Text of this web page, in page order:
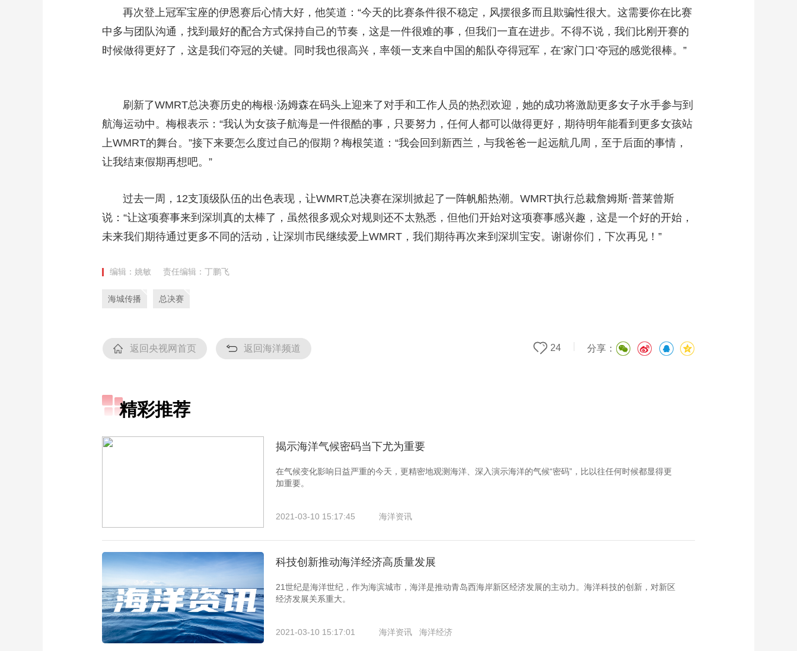
再次登上冠军宝座的伊恩赛后心情大好，他笑道：“今天的比赛条件很不稳定，风摆很多而且欺骗性很大。这需要你在比赛
中多与团队沟通，找到最好的配合方式保持自己的节奏，这是一件很难的事，但我们一直在进步。不得不说，我们比刚开赛的
时候做得更好了，这是我们夺冠的关键。同时我也很高兴，率领一支来自中国的船队夺得冠军，在‘家门口’夺冠的感觉很棒。”
刷新了WMRT总决赛历史的梅根·汤姆森在码头上迎来了对手和工作人员的热烈欢迎，她的成功将激励更多女子水手参与到
航海运动中。梅根表示：“我认为女孩子航海是一件很酷的事，只要努力，任何人都可以做得更好，期待明年能看到更多女孩站
上WMRT的舞台。”接下来要怎么度过自己的假期？梅根笑道：“我会回到新西兰，与我爸爸一起远航几周，至于后面的事情，
让我结束假期再想吧。”
过去一周，12支顶级队伍的出色表现，让WMRT总决赛在深圳掀起了一阵帆船热潮。WMRT执行总裁詹姆斯·普莱曾斯
说：“让这项赛事来到深圳真的太棒了，虽然很多观众对规则还不太熟悉，但他们开始对这项赛事感兴趣，这是一个好的开始，
未来我们期待通过更多不同的活动，让深圳市民继续爱上WMRT，我们期待再次来到深圳宝安。谢谢你们，下次再见！”
编辑：姚敏 责任编辑：丁鹏飞
海城传播 总决赛
返回央视网首页 返回海洋频道 分享：
24
精彩推荐
揭示海洋气候密码当下尤为重要
在气候变化影响日益严重的今天，更精密地观测海洋、深入演示海洋的气候“密码”，比以往任何时候都显得更
加重要。
2021-03-10 15:17:45 海洋资讯
科技创新推动海洋经济高质量发展
21世纪是海洋世纪，作为海滨城市，海洋是推动青岛西海岸新区经济发展的主动力。海洋科技的创新，对新区
经济发展关系重大。
2021-03-10 15:17:01 海洋资讯 海洋经济